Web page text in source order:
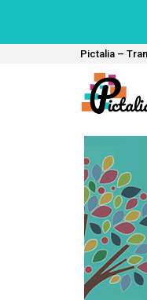
Pictalia –